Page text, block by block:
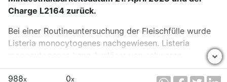
Charge L2164 zurück.
Bei einer Routineuntersuchung der Fleischfülle wurde
Listeria monocytogenes nachgewiesen. Listeria
Magen-/Darmerkrankungen und von Symptomen
ähnlich eines grippalen Infektes sein. Bei bestimmten
988x 0x